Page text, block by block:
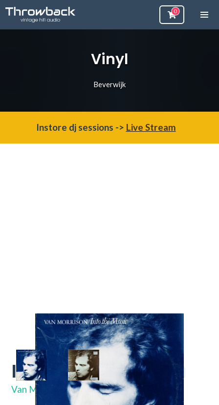
Vinyl
Beverwijk
Instore dj sessions -> Live Stream
Into The Music
Van Morrison